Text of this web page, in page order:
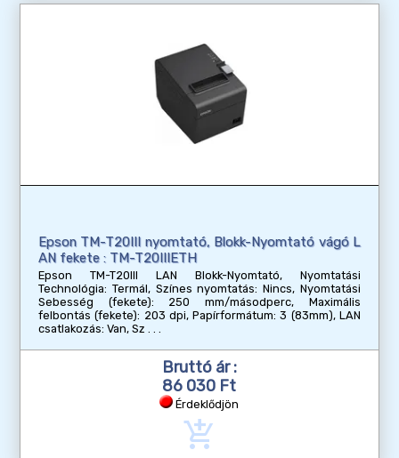
Epson TM-T20III nyomtató, Blokk-Nyomtató vágó L
AN fekete : TM-T20IIIETH
Epson TM-T20III LAN Blokk-Nyomtató, Nyomtatási
Technológia: Termál, Színes nyomtatás: Nincs, Nyomtatási
Sebesség (fekete): 250 mm/másodperc, Maximális
felbontás (fekete): 203 dpi, Papírformátum: 3 (83mm), LAN
csatlakozás: Van, Sz
Bruttó ár :
86 030 Ft
Érdeklődjön
add_shopping_cart